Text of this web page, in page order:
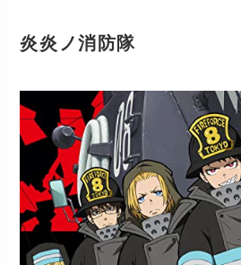
炎炎ノ消防隊